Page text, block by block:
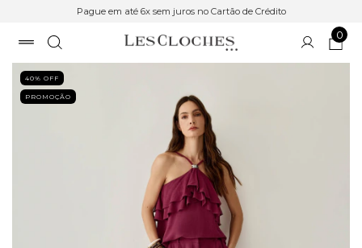
Pague em até 6x sem juros no Cartão de Crédito
0
40% OFF
PROMOÇÃO